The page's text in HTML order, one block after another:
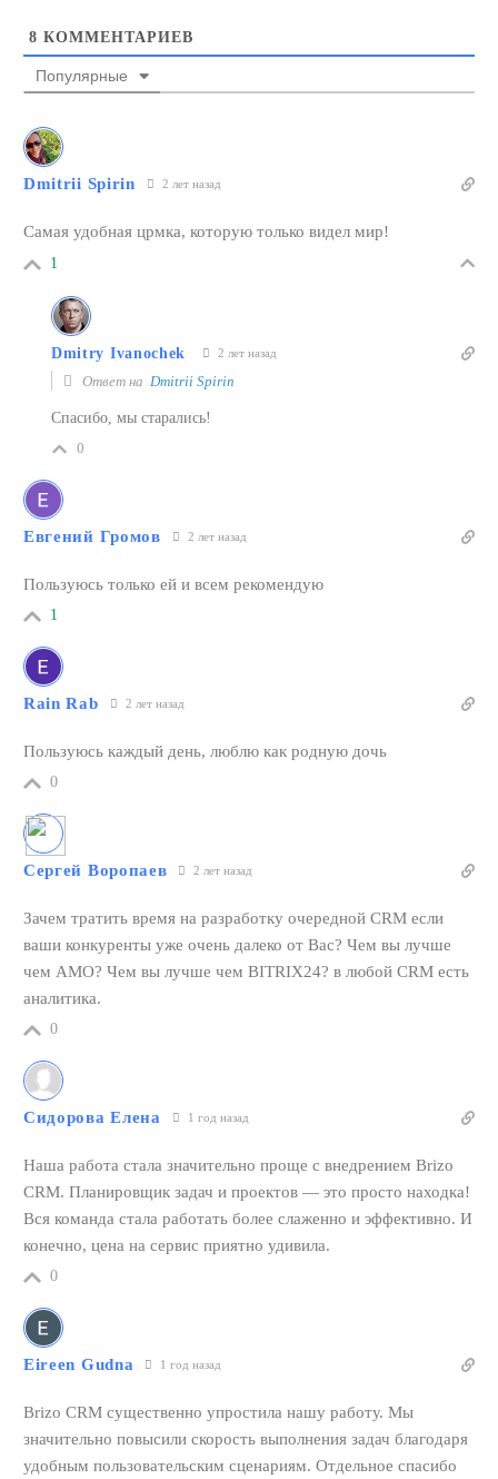
8 КОММЕНТАРИЕВ
Популярные
Dmitrii Spirin 2 лет назад
Самая удобная црмка, которую только видел мир!
1
Dmitry Ivanochek 2 лет назад
Ответ на Dmitrii Spirin
Спасибо, мы старались!
0
Евгений Громов 2 лет назад
Пользуюсь только ей и всем рекомендую
1
Rain Rab 2 лет назад
Пользуюсь каждый день, люблю как родную дочь
0
Сергей Воропаев 2 лет назад
Зачем тратить время на разработку очередной CRM если
ваши конкуренты уже очень далеко от Вас? Чем вы лучше
чем AMO? Чем вы лучше чем BITRIX24? в любой CRM есть
аналитика.
0
Сидорова Елена 1 год назад
Наша работа стала значительно проще с внедрением Brizo
CRM. Планировщик задач и проектов — это просто находка!
Вся команда стала работать более слаженно и эффективно. И
конечно, цена на сервис приятно удивила.
0
Eireen Gudna 1 год назад
Brizo CRM существенно упростила нашу работу. Мы
значительно повысили скорость выполнения задач благодаря
удобным пользовательским сценариям. Отдельное спасибо